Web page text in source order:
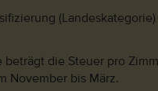
die Steuer pro
November bis März.